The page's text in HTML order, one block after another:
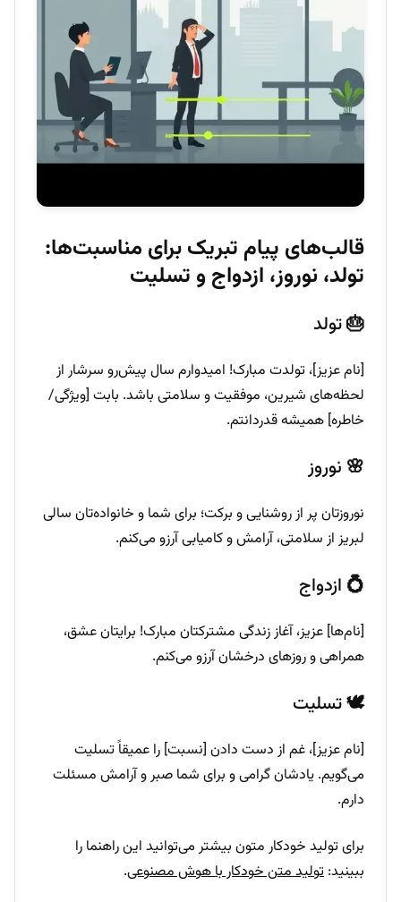
قالب‌های پیام تبریک برای مناسبت‌ها:
تولد، نوروز، ازدواج و تسلیت
🎂 تولد
[نام عزیز]، تولدت مبارک! امیدوارم سال پیش‌رو سرشار از
لحظه‌های شیرین، موفقیت و سلامتی باشد. بابت [ویژگی/
خاطره] همیشه قدردانتم.
🌸 نوروز
نوروزتان پر از روشنایی و برکت؛ برای شما و خانواده‌تان سالی
لبریز از سلامتی، آرامش و کامیابی آرزو می‌کنم.
💍 ازدواج
[نام‌ها] عزیز، آغاز زندگی مشترکتان مبارک! برایتان عشق،
همراهی و روزهای درخشان آرزو می‌کنم.
🕊️ تسلیت
[نام عزیز]، غم از دست دادن [نسبت] را عمیقاً تسلیت
می‌گویم. یادشان گرامی و برای شما صبر و آرامش مسئلت
دارم.
برای تولید خودکار متون بیشتر می‌توانید این راهنما را
ببینید: تولید متن خودکار با هوش مصنوعی.